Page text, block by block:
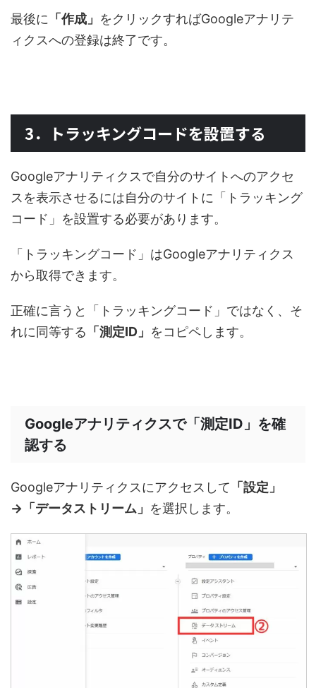
最後に 「作成」 をクリックすればGoogleアナリテ
ィクスへの登録は終了です。
3．トラッキングコードを設置する
Googleアナリティクスで自分のサイトへのアクセ
スを表示させるには自分のサイトに「トラッキング
コード」を設置する必要があります。
「トラッキングコード」はGoogleアナリティクス
から取得できます。
正確に言うと「トラッキングコード」ではなく、そ
れに同等する 「測定ID」 をコピペします。
Googleアナリティクスで「測定ID」を確
認する
Googleアナリティクスにアクセスして 「設定」
→「データストリーム」 を選択します。